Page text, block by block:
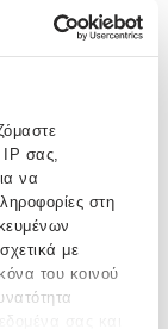
IP σας,
να
στη
με
του κοινού
Όταν